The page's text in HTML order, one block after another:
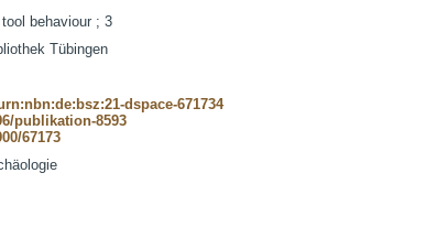
behaviour ; 3
Tübingen
dspace-671734
publikation-8593
67173